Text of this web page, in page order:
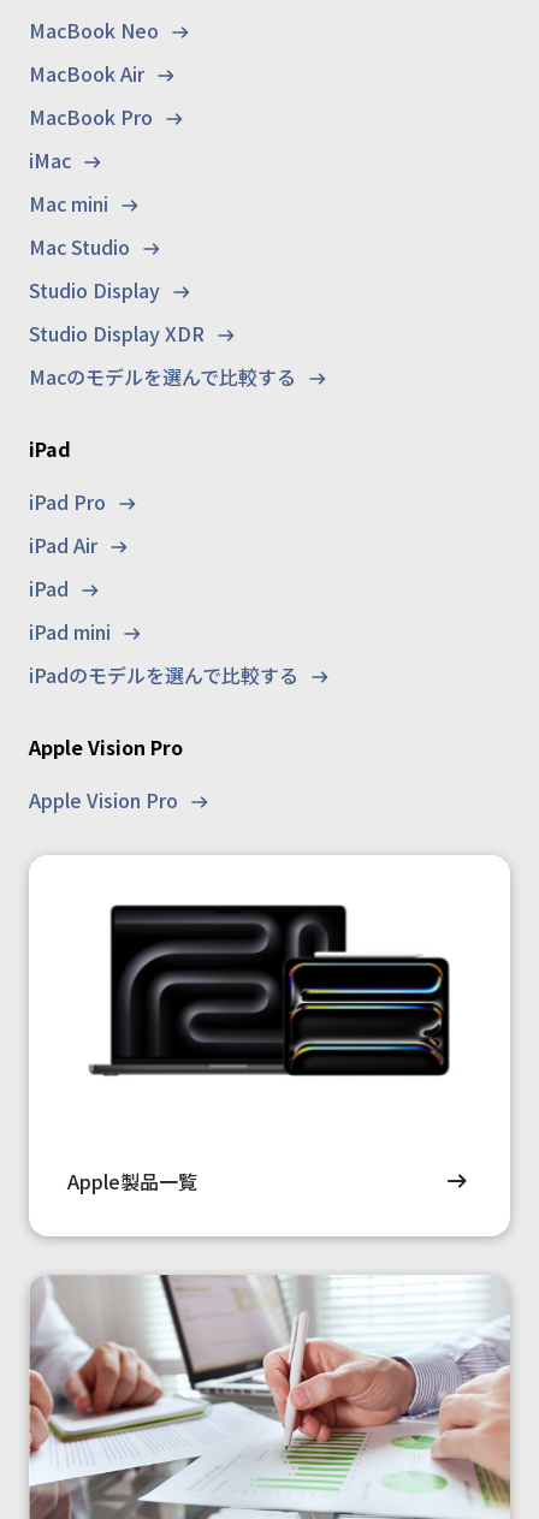
MacBook Neo
MacBook Air
MacBook Pro
iMac
Mac mini
Mac Studio
Studio Display
Studio Display XDR
Macのモデルを選んで比較する
iPad
iPad Pro
iPad Air
iPad
iPad mini
iPadのモデルを選んで比較する
Apple Vision Pro
Apple Vision Pro
Apple製品一覧